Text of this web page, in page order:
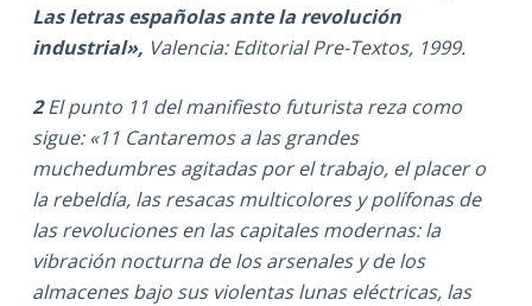
Las letras españolas ante la revolución
industrial», Valencia: Editorial Pre-Textos, 1999.
2El punto 11 del manifiesto futurista reza como
sigue: «11 Cantaremos a las grandes
muchedumbres agitadas por el trabajo, el placer o
la rebeldía, las resacas multicolores y polífonas de
las revoluciones en las capitales modernas: la
vibración nocturna de los arsenales y de los
almacenes bajo sus violentas lunas eléctricas, las